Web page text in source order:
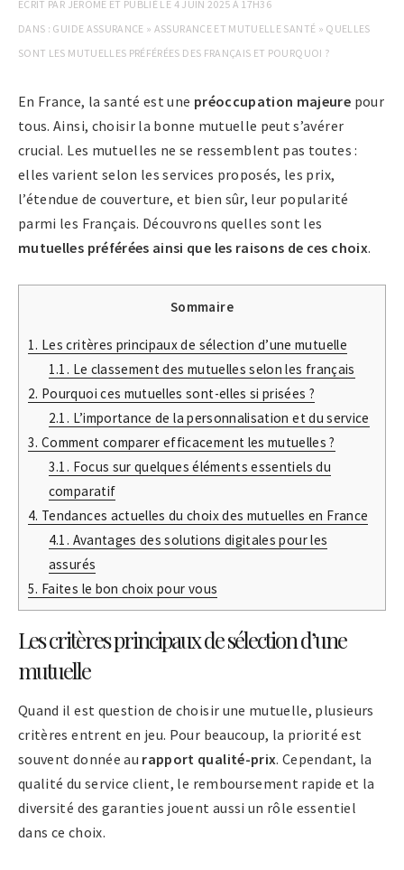
ECRIT PAR JEROME ET PUBLIÉ LE 4 JUIN 2025 À 17H36
DANS : GUIDE ASSURANCE » ASSURANCE ET MUTUELLE SANTÉ » QUELLES
SONT LES MUTUELLES PRÉFÉRÉES DES FRANÇAIS ET POURQUOI ?
En France, la santé est une préoccupation majeure pour
tous. Ainsi, choisir la bonne mutuelle peut s’avérer
crucial. Les mutuelles ne se ressemblent pas toutes :
elles varient selon les services proposés, les prix,
l’étendue de couverture, et bien sûr, leur popularité
parmi les Français. Découvrons quelles sont les
mutuelles préférées ainsi que les raisons de ces choix.
Sommaire
1. Les critères principaux de sélection d’une mutuelle
1.1. Le classement des mutuelles selon les français
2. Pourquoi ces mutuelles sont-elles si prisées ?
2.1. L’importance de la personnalisation et du service
3. Comment comparer efficacement les mutuelles ?
3.1. Focus sur quelques éléments essentiels du
comparatif
4. Tendances actuelles du choix des mutuelles en France
4.1. Avantages des solutions digitales pour les
assurés
5. Faites le bon choix pour vous
Les critères principaux de sélection d’une
mutuelle
Quand il est question de choisir une mutuelle, plusieurs
critères entrent en jeu. Pour beaucoup, la priorité est
souvent donnée au rapport qualité-prix. Cependant, la
qualité du service client, le remboursement rapide et la
diversité des garanties jouent aussi un rôle essentiel
dans ce choix.